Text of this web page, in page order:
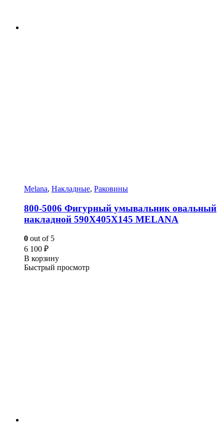
Melana, Накладные, Раковины
800-5006 Фигурный умывальник овальный
накладной 590Х405Х145 MELANA
0 out of 5
6 100 ₽
В корзину
Быстрый просмотр